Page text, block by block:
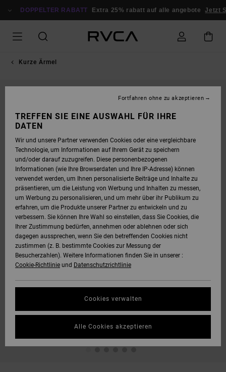
ZUR
DOPPELTER RABATT Extra 25% rabatt auf alle angebote Jetzt
Kurze Ärmel
TREFFEN SIE EINE AUSWAHL FÜR IHRE
DATEN
Wir und unsere Partner verwenden Cookies oder eine vergleichbare
Technologie, um Informationen auf Ihrem Gerät zu speichern
und/oder darauf zuzugreifen. Diese personenbezogenen
Informationen (wie Ihre Browserdaten und Ihre IP-Adresse) können
verwendet werden, um Ihnen personalisierte Beiträge und Inhalte zu
präsentieren, um die Leistung von Werbung und Inhalten zu messen,
um Werbung zu personalisieren, und um mehr über ihr Publikum zu
erfahren, um die Produkte unserer Partner zu entwickeln und zu
verbessern. Sie können Ihre Wahl so einstellen, dass Sie Cookies, die
Ihrer Zustimmung bedürfen, annehmen oder ablehnen oder sich
dagegen aussprechen, wenn Sie den betreffenden Cookies nicht
zustimmen (z. B. bestimmte Cookies zur Messung der
Besucherzahlen). Weitere Informationen finden Sie in unserer :
Cookie-Richtlinie und Datenschutzrichtlinie
Cookies verwalten
Fortfahren ohne zu akzeptieren
Alle Cookies akzeptieren